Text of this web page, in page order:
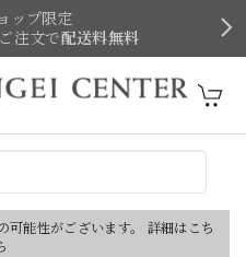
ップ限定
注文で配送料無料
可能性がございます。 詳細はこち